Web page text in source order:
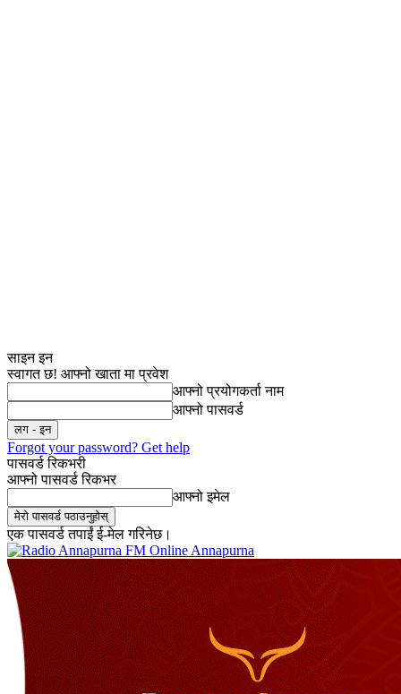
साइन इन
स्वागत छ! आफ्नो खाता मा प्रवेश
आफ्नो प्रयोगकर्ता नाम
आफ्नो पासवर्ड
Forgot your password? Get help
पासवर्ड रिकभरी
आफ्नो पासवर्ड रिकभर
आफ्नो इमेल
एक पासवर्ड तपाईं ई-मेल गरिनेछ।
Online Annapurna